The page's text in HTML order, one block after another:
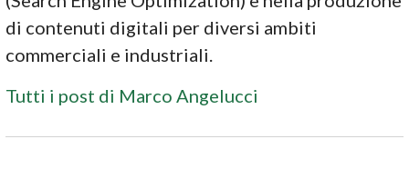
di contenuti digitali per diversi ambiti
commerciali e industriali.
Tutti i post di Marco Angelucci